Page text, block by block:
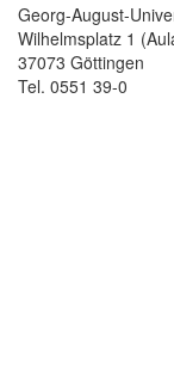
Georg-August-
Wilhelmsplatz 1
37073 Göttingen
Tel. 0551 39-0